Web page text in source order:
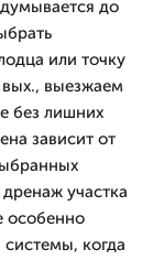
до
или точку
выезжаем
без лишних
зависит от
участка
особенно
когда